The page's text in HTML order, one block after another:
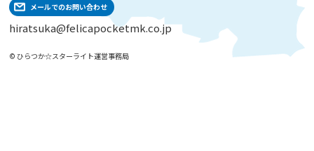
メールでのお問い合わせ
hiratsuka@felicapocketmk.co.jp
© ひらつか☆スターライト運営事務局